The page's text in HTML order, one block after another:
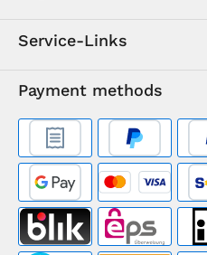
Service-Links
Payment methods